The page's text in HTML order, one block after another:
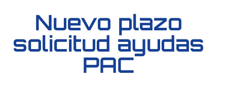
Nuevo plazo
solicitud ayudas
PAC